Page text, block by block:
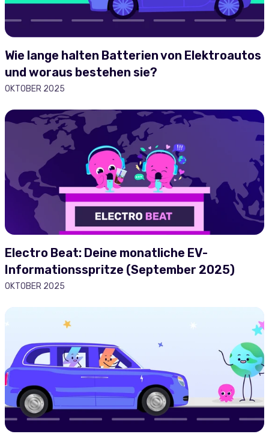
Wie lange halten Batterien von Elektroautos
und woraus bestehen sie?
OKTOBER 2025
Electro Beat: Deine monatliche EV-
Informationsspritze (September 2025)
OKTOBER 2025